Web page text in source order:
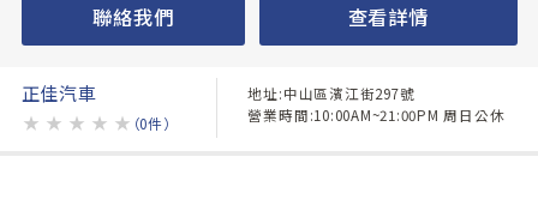
聯絡我們 查看詳情
正佳汽車
★ ★ ★ ★ ★ （0件）
地址:中山區濱江街297號
營業時間:10:00AM~21:00PM 周日公休